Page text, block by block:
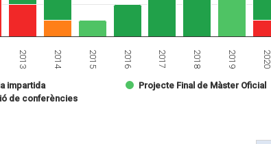
impartida Projecte Final de Màster Oficial
de conferències
2013 2014 2015 2016 2017 2018 2019 2020